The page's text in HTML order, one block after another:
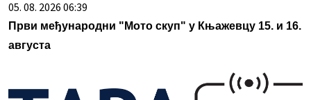
05. 08. 2026 06:39
Први међународни "Мото скуп" у Књажевцу 15. и 16.
августа